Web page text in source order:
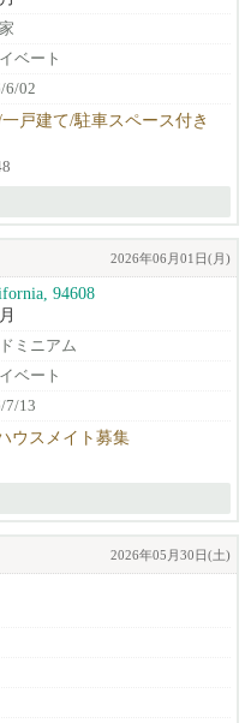
ベート
6/02
一戸建て/駐車スペース付き
2026年06月01日(月)
94608
ミニアム
ベート
7/13
ウスメイト募集
2026年05月30日(土)